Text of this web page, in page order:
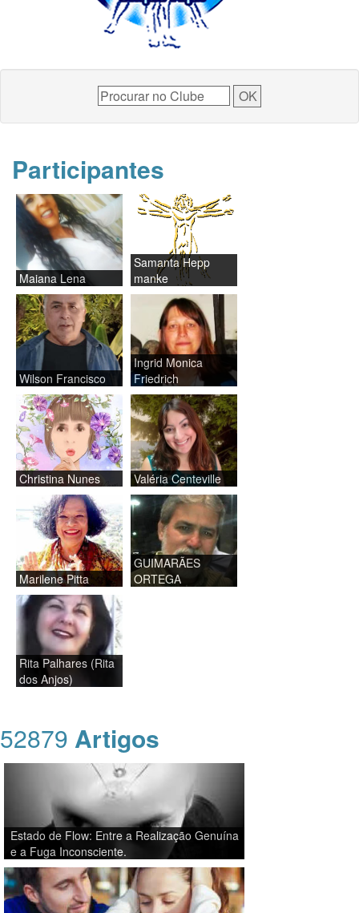
Participantes
Maiana Lena
Samanta Hepp
manke
Wilson Francisco
Ingrid Monica
Friedrich
Christina Nunes Valéria Centeville
Marilene Pitta
GUIMARÃES
ORTEGA
Rita Palhares (Rita
dos Anjos)
52879 Artigos
Estado de Flow: Entre a Realização Genuína
e a Fuga Inconsciente.